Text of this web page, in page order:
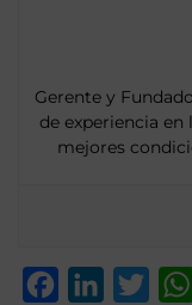
Gerente y
de experiencia en
mejores
FacebookLinkedIn